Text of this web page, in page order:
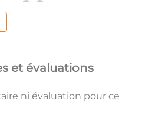
et évaluations
ni évaluation pour ce